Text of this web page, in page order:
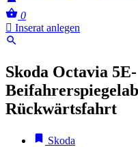
0
Inserat anlegen
Skoda Octavia 5E-
Rückwärtsfahrt
Skoda